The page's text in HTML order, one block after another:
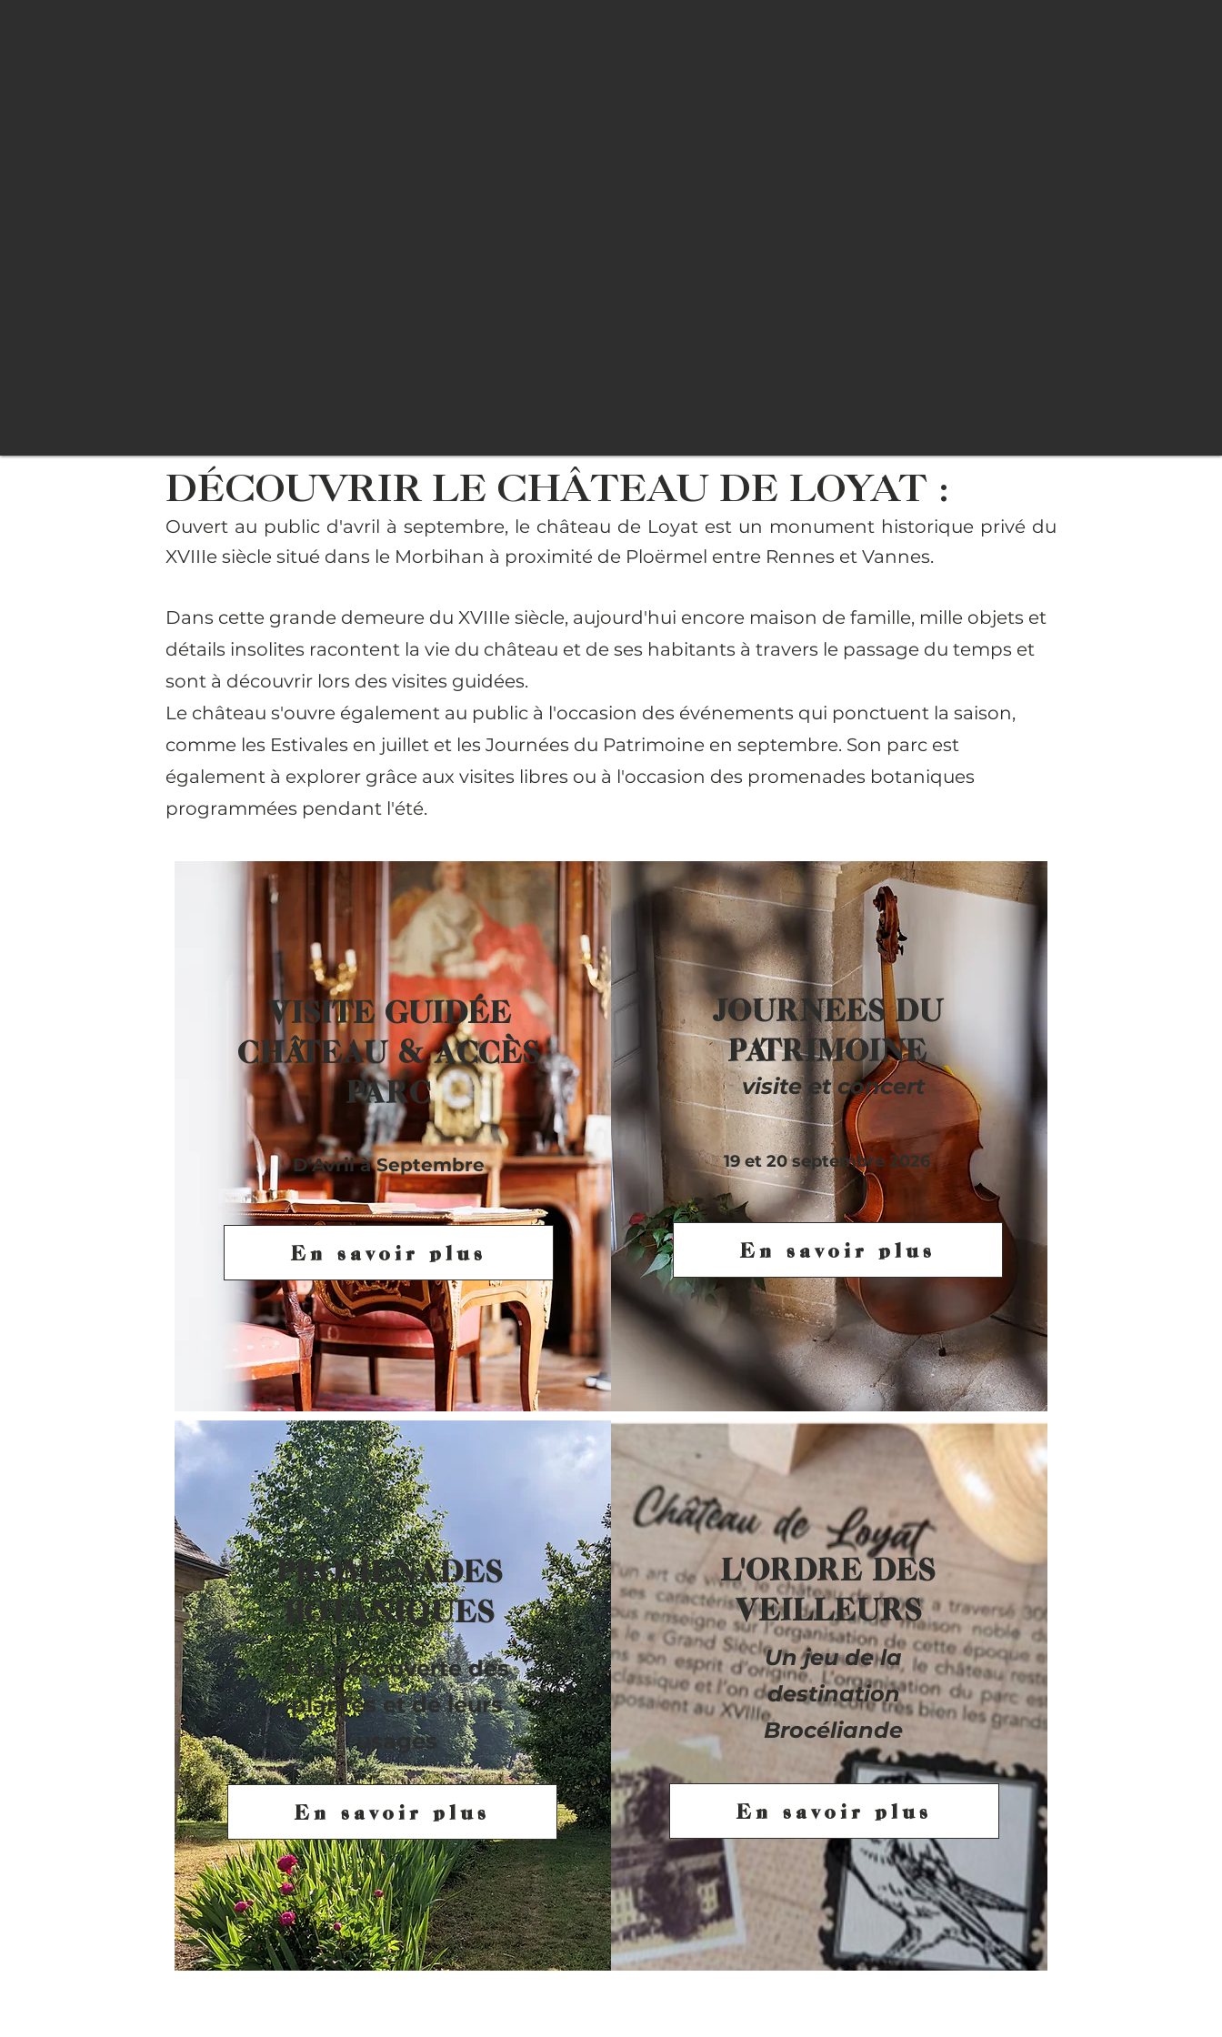
DÉCOUVRIR LE CHÂTEAU DE LOYAT :
Ouvert au public d'avril à septembre, le château de Loyat est un monument historique privé du
XVIIIe siècle situé dans le Morbihan à proximité de Ploërmel entre Rennes et Vannes.
Dans cette grande demeure du XVIIIe siècle, aujourd'hui encore maison de famille, mille objets et
détails insolites racontent la vie du château et de ses habitants à travers le passage du temps et
sont à découvrir lors des visites guidées.
Le château s'ouvre également au public à l'occasion des événements qui ponctuent la saison,
comme les Estivales en juillet et les Journées du Patrimoine en septembre. Son parc est
également à explorer grâce aux visites libres ou à l'occasion des promenades botaniques
programmées pendant l'été.
VISITE GUIDÉE
CHÂTEAU & ACCÈS
PARC
D'Avril à Septembre
En savoir plus
JOURNEES DU
PATRIMOINE
visite et concert
19 et 20 septembre 2026
En savoir plus
PROMENADES
BOTANIQUES
A la découverte des
plantes et de leurs
usages
En savoir plus
L'ORDRE DES
VEILLEURS
Un jeu de la
destination
Brocéliande
En savoir plus